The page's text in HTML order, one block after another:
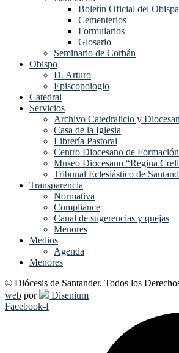
Boletín Oficial del
Cementerios
Formularios
Glosario
Seminario de Corbán
Obispo
D. Arturo
Episcopologio
Catedral
Servicios
Archivo Catedralicio y
Casa de la Iglesia
Librería Pastoral
Centro Diocesano de
Museo Diocesano “Regina
Tribunal Eclesiástico de
Transparencia
Normativa
Compliance
Canal de sugerencias y quejas
Menores
Medios
Agenda
Menores
© Diócesis de Santander. Todos los
web por
Disenium
Facebook-f